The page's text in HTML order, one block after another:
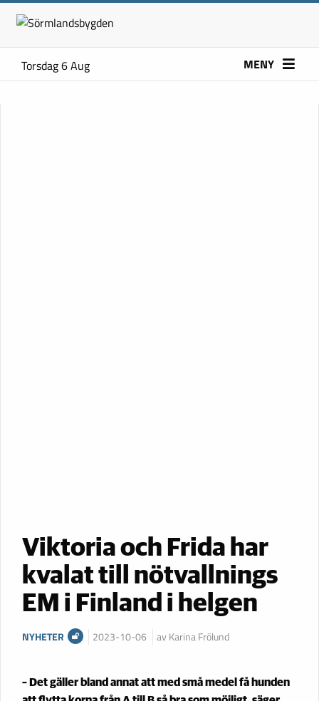
Torsdag 6 Aug MENY
Viktoria och Frida har
kvalat till nötvallnings
EM i Finland i helgen
NYHETER 2023-10-06 av Karina Frölund
– Det gäller bland annat att med små medel få hunden